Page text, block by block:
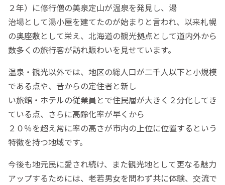
２年）に修行僧の美泉定山が温泉を発見し、湯
治場として湯小屋を建てたのが始まりと言われ、以来札幌
の奥座敷として栄え、北海道の観光拠点として道内外から
数多くの旅行客が訪れ賑わいを見せています。
温泉・観光以外では、地区の総人口が二千人以下と小規模
である点や、昔からの定住者と新し
い旅館・ホテルの従業員とで住民層が大きく２分化してき
ている点、さらに高齢化率が早くから
２０％を超え常に率の高さが市内の上位に位置するという
特徴を持つ地域です。
今後も地元民に愛され続け、また観光地として更なる魅力
アップするためには、老若男女を問わず共に体験、交流で